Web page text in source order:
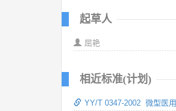
起草人
屈艳
相近标准(计划)
YY/T 0347-2002 微型医